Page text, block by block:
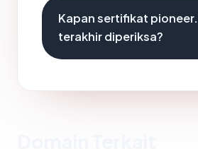
Kapan sertifikat
terakhir diperiksa?